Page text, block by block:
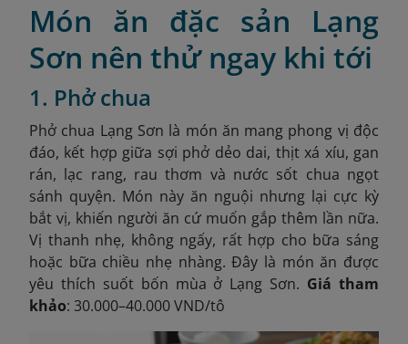
Món ăn đặc sản Lạng
Sơn nên thử ngay khi tới
1. Phở chua
Phở chua Lạng Sơn là món ăn mang phong vị độc
đáo, kết hợp giữa sợi phở dẻo dai, thịt xá xíu, gan
rán, lạc rang, rau thơm và nước sốt chua ngọt
sánh quyện. Món này ăn nguội nhưng lại cực kỳ
bắt vị, khiến người ăn cứ muốn gắp thêm lần nữa.
Vị thanh nhẹ, không ngấy, rất hợp cho bữa sáng
hoặc bữa chiều nhẹ nhàng. Đây là món ăn được
yêu thích suốt bốn mùa ở Lạng Sơn. Giá tham
khảo: 30.000–40.000 VND/tô